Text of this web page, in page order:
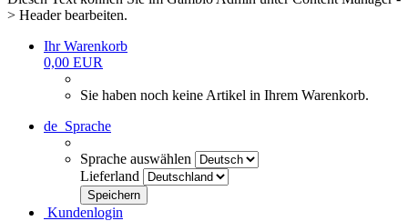
> Header bearbeiten.
Ihr Warenkorb
0,00 EUR
Sie haben noch keine Artikel in Ihrem Warenkorb.
de Sprache
Sprache auswählen
Lieferland
Kundenlogin